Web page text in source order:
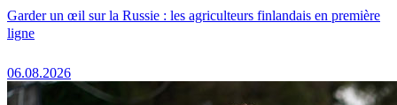
Garder un œil sur la Russie : les agriculteurs finlandais en première
ligne
06.08.2026